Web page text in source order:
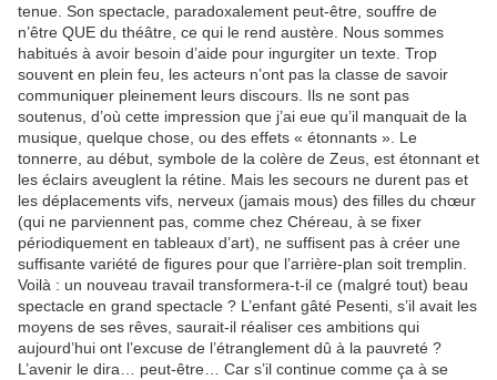
tenue. Son spectacle, paradoxalement peut-être, souffre de
n’être QUE du théâtre, ce qui le rend austère. Nous sommes
habitués à avoir besoin d’aide pour ingurgiter un texte. Trop
souvent en plein feu, les acteurs n’ont pas la classe de savoir
communiquer pleinement leurs discours. Ils ne sont pas
soutenus, d’où cette impression que j’ai eue qu’il manquait de la
musique, quelque chose, ou des effets « étonnants ». Le
tonnerre, au début, symbole de la colère de Zeus, est étonnant et
les éclairs aveuglent la rétine. Mais les secours ne durent pas et
les déplacements vifs, nerveux (jamais mous) des filles du chœur
(qui ne parviennent pas, comme chez Chéreau, à se fixer
périodiquement en tableaux d’art), ne suffisent pas à créer une
suffisante variété de figures pour que l’arrière-plan soit tremplin.
Voilà : un nouveau travail transformera-t-il ce (malgré tout) beau
spectacle en grand spectacle ? L’enfant gâté Pesenti, s’il avait les
moyens de ses rêves, saurait-il réaliser ces ambitions qui
aujourd’hui ont l’excuse de l’étranglement dû à la pauvreté ?
L’avenir le dira… peut-être… Car s’il continue comme ça à se